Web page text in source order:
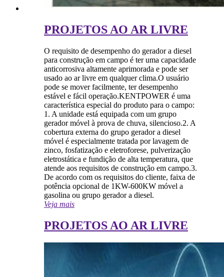
PROJETOS AO AR LIVRE
O requisito de desempenho do gerador a diesel
para construção em campo é ter uma capacidade
anticorrosiva altamente aprimorada e pode ser
usado ao ar livre em qualquer clima.O usuário
pode se mover facilmente, ter desempenho
estável e fácil operação.KENTPOWER é uma
característica especial do produto para o campo:
1. A unidade está equipada com um grupo
gerador móvel à prova de chuva, silencioso.2. A
cobertura externa do grupo gerador a diesel
móvel é especialmente tratada por lavagem de
zinco, fosfatização e eletroforese, pulverização
eletrostática e fundição de alta temperatura, que
atende aos requisitos de construção em campo.3.
De acordo com os requisitos do cliente, faixa de
potência opcional de 1KW-600KW móvel a
gasolina ou grupo gerador a diesel.
Veja mais
PROJETOS AO AR LIVRE